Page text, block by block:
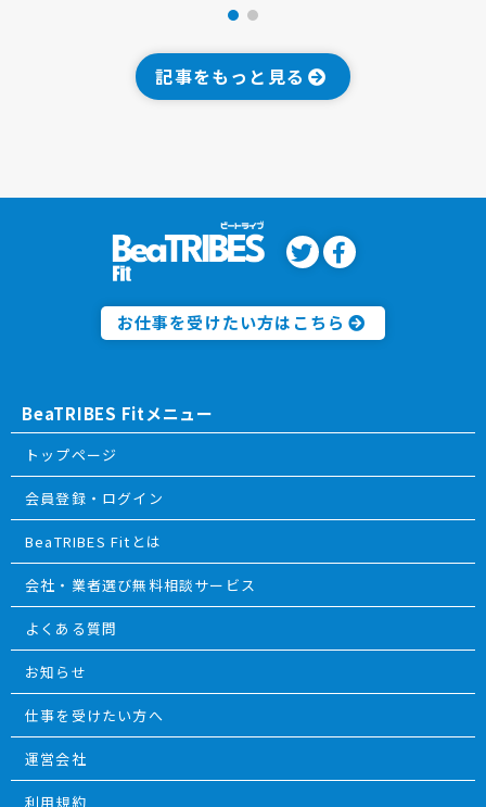
記事をもっと見る
お仕事を受けたい方はこちら
BeaTRIBES Fitメニュー
トップページ
会員登録・ログイン
BeaTRIBES Fitとは
会社・業者選び無料相談サービス
よくある質問
お知らせ
仕事を受けたい方へ
運営会社
利用規約